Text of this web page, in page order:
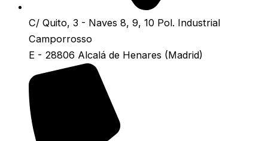
C/ Quito, 3 - Naves 8, 9, 10 Pol. Industrial
Camporrosso
E - 28806 Alcalá de Henares (Madrid)